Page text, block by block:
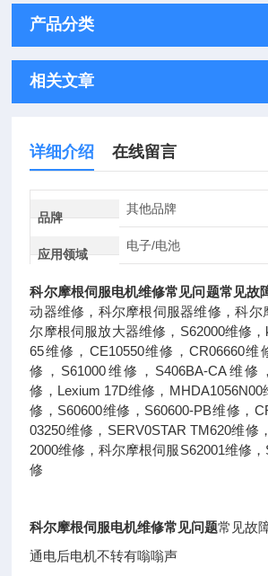
产品分类
相关文章
详细介绍 在线留言
品牌
其他品牌
应用领域
电子/电池
科尔摩根伺服电机维修常见问题常见故
动器维修，科尔摩根伺服器维修，科尔
尔摩根伺服放大器维修，S62000维修
65维修，CE10550维修，CR06660维
修，S61000维修，S406BA-CA维修
修，Lexium 17D维修，MHDA1056N00
修，S60600维修，S60600-PB维修，
03250维修，SERV0STAR TM620维修
2000维修，科尔摩根伺服S62001维修
修
科尔摩根伺服电机维修常见问题常见故
通电后电机不转有嗡嗡声